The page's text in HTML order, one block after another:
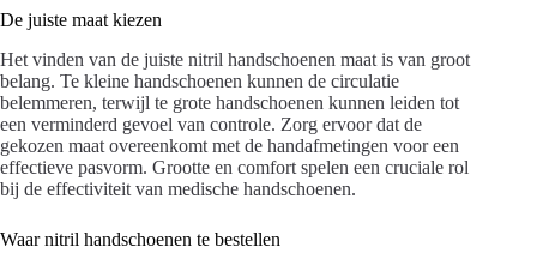
De juiste maat kiezen
Het vinden van de juiste nitril handschoenen maat is van groot
belang. Te kleine handschoenen kunnen de circulatie
belemmeren, terwijl te grote handschoenen kunnen leiden tot
een verminderd gevoel van controle. Zorg ervoor dat de
gekozen maat overeenkomt met de handafmetingen voor een
effectieve pasvorm. Grootte en comfort spelen een cruciale rol
bij de effectiviteit van medische handschoenen.
Waar nitril handschoenen te bestellen